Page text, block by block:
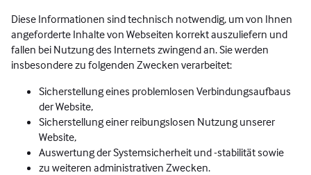
Diese Informationen sind technisch notwendig, um von Ihnen
angeforderte Inhalte von Webseiten korrekt auszuliefern und
fallen bei Nutzung des Internets zwingend an. Sie werden
insbesondere zu folgenden Zwecken verarbeitet:
Sicherstellung eines problemlosen Verbindungsaufbaus
der Website,
Sicherstellung einer reibungslosen Nutzung unserer
Website,
Auswertung der Systemsicherheit und -stabilität sowie
zu weiteren administrativen Zwecken.